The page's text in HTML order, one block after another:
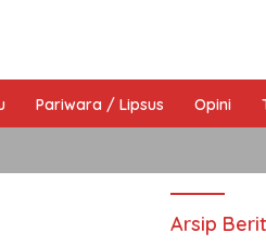
Pariwara / Lipsus Opini
Arsip